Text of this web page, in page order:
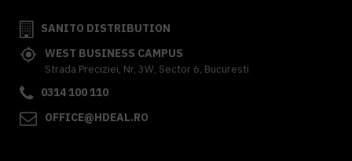
SANITO DISTRIBUTION
WEST BUSINESS CAMPUS
Strada Preciziei, Nr, 3W, Sector 6, Bucuresti
0314 100 110
OFFICE@HDEAL.RO